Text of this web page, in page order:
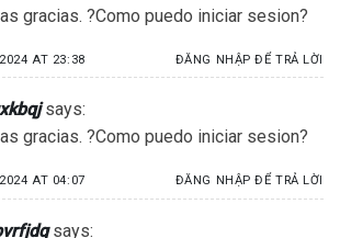
gracias. ?Como puedo iniciar sesion?
AT 23:38 ĐĂNG NHẬP ĐỂ TRẢ LỜI
says:
gracias. ?Como puedo iniciar sesion?
AT 04:07 ĐĂNG NHẬP ĐỂ TRẢ LỜI
says: